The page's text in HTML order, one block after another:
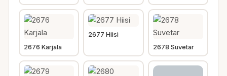
2676 Karjala
2677 Hiisi
2678 Suvetar